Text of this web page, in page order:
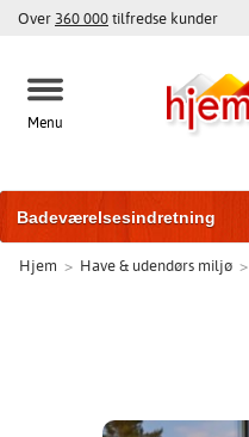
Over 360 000tilfredse kunder
Menu
Badeværelsesindretning
Træningsudstyr Yderdøre
Hjem > Have & udendørs miljø >